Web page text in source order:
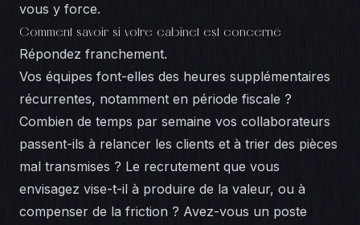
vous y force.
Comment savoir si votre cabinet est concerné
Répondez franchement.
Vos équipes font-elles des heures supplémentaires
récurrentes, notamment en période fiscale ?
Combien de temps par semaine vos collaborateurs
passent-ils à relancer les clients et à trier des pièces
mal transmises ? Le recrutement que vous
envisagez vise-t-il à produire de la valeur, ou à
compenser de la friction ? Avez-vous un poste